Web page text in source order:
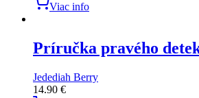
Viac info
Príručka pravého
Jedediah Berry
14.90 €